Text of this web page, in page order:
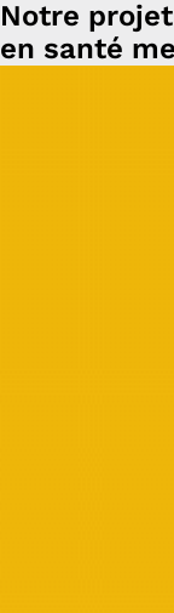
Notre
en santé